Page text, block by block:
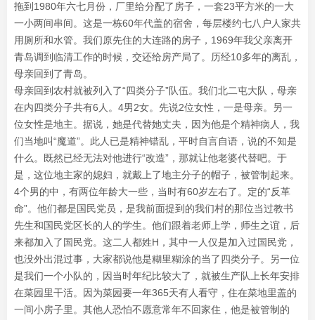
拖到1980年六七月份，厂里给分配了房子，一套23平方米的一大
一小两间串间。这是一栋60年代盖的宿舍，每层楼约七八户人家共
用厕所和水管。我们原先住的大连路的房子，1969年我父亲离开
青岛调到临清工作的时候，交还给房产局了。历经10多年的离乱，
母亲回到了青岛。
母亲回到农村就被列入了“四类分子”队伍。我们北二屯大队，母亲
在内四类分子共有6人。4男2女。先说2位女性，一是母亲。另一
位女性是地主。据说，她是代替她丈夫，因为他是个精神病人，我
们当地叫“魔道”。此人已是精神错乱，平时自言自语，说的不知是
什么。既然已经无法对他进行“改造”，那就让他老婆代替吧。于
是，这位地主家的媳妇，就戴上了地主分子的帽子，被管制起来。
4个男的中，有两位年龄大一些，当时有60岁左右了。定的“反革
命”。他们都是国民党员，是我前面提到的我们村的那位当过教书
先生和国民党区长的人的学生。他们跟着老师上学，师生之谊，后
来都加入了国民党。这二人都姓H，其中一人仅是加入过国民党，
也没外出混过事，大家都说他是糊里糊涂的当了四类分子。另一位
是我们一个小队的，因当时年纪比较大了，就被生产队上长年安排
在菜园里干活。因为菜园要一年365天有人看守，住在菜地里盖的
一间小房子里。其他人恐怕不愿意常年不回家住，他是被管制的